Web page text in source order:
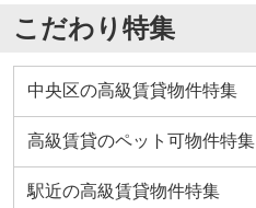
こだわり特集
中央区の高級賃貸物件特集
高級賃貸のペット可物件特集
駅近の高級賃貸物件特集